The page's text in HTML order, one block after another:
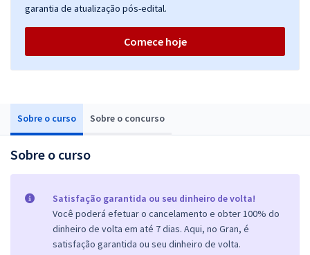
Sobre o curso Sobre o concurso
Sobre o curso
Satisfação garantida ou seu dinheiro de volta!
Você poderá efetuar o cancelamento e obter 100% do
dinheiro de volta em até 7 dias. Aqui, no Gran, é
satisfação garantida ou seu dinheiro de volta.
garantia de atualização pós-edital.
Comece hoje